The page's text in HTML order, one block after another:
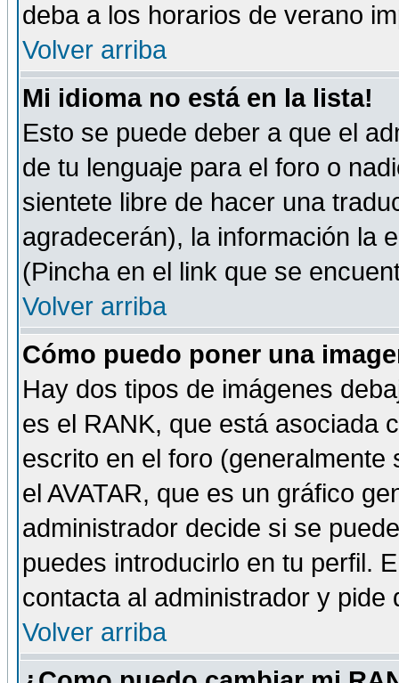
deba a los horarios de verano
Volver arriba
Mi idioma no está en la lista!
Esto se puede deber a que el
de tu lenguaje para el foro o
sientete libre de hacer una
agradecerán), la información la
(Pincha en el link que se
Volver arriba
Cómo puedo poner una
Hay dos tipos de imágenes
es el RANK, que está asociada
escrito en el foro
el AVATAR, que es un gráfico
administrador decide si se
puedes introducirlo en tu perfil.
contacta al administrador y
Volver arriba